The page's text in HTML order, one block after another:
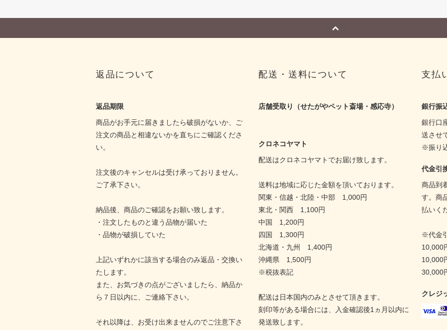
返品について
返品期限
商品がお手元に届きましたら破損がないか、ご
注文の商品と相違ないかを直ちにご確認くださ
い。
注文後のキャンセルは受け承っておりません。
ご了承下さい。
納品後、商品のご確認をお願い致します。
・注文したものと違う品物が届いた
・品物が破損していた
上記いずれかに該当する場合のみ返品・交換い
たします。
また、お気づきの点がございましたら、納品か
ら７日以内に、ご連絡下さい。
それ以降は、お受け出来ませんのでご注意下さ
配送・送料について
店舗受取り（せたがやペット斎場・感応寺）
クロネコヤマト
配送はクロネコヤマトでお届け致します。
送料は地域に応じた金額を頂いております。
関東・信越・北陸・中部 1,000円
東北・関西 1,100円
中国 1,200円
四国 1,300円
北海道・九州 1,400円
沖縄県 1,500円
※税抜表記
配送は日本国内のみとさせて頂きます。
刻印等がある場合には、入金確認後1ヵ月以内に
発送致します。
支払
銀行振
銀行口
送させ
※振り
代金引
商品到
す。商
払いく
※代金
10,000
10,000
30,000
クレジ